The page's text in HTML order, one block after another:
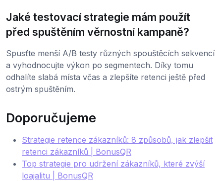
Jaké testovací strategie mám použít
před spuštěním věrnostní kampaně?
Spusťte menší A/B testy různých spouštěcích sekvencí
a vyhodnocujte výkon po segmentech. Díky tomu
odhalíte slabá místa včas a zlepšíte retenci ještě před
ostrým spuštěním.
Doporučujeme
Strategie retence zákazníků: 8 způsobů, jak zlepšit
retenci zákazníků | BonusQR
Top strategie pro udržení zákazníků, které zvýší
loajalitu | BonusQR